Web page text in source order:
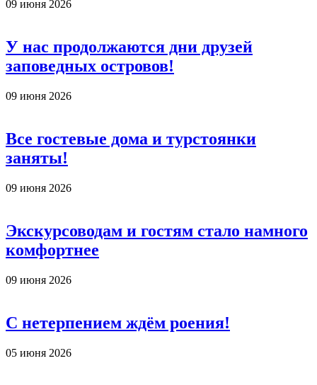
09 июня 2026
У нас продолжаются дни друзей
заповедных островов!
09 июня 2026
Все гостевые дома и турстоянки
заняты!
09 июня 2026
Экскурсоводам и гостям стало намного
комфортнее
09 июня 2026
С нетерпением ждём роения!
05 июня 2026